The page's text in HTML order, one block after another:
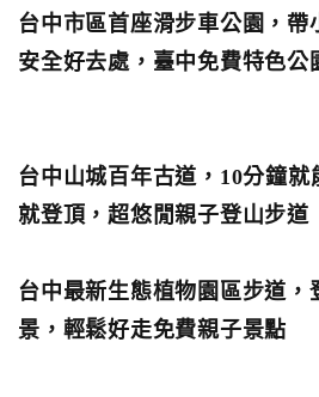
台中市區首座滑步車公園，帶
安全好去處，臺中免費特色公
台中山城百年古道，10分鐘就
就登頂，超悠閒親子登山步道
台中最新生態植物園區步道，
景，輕鬆好走免費親子景點